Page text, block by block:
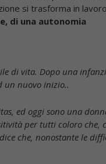
si trasforma in
di una autonomia
di vita. Dopo una
un nuovo inizio..
ed oggi sono una
per tutti coloro che,
che, nonostante le